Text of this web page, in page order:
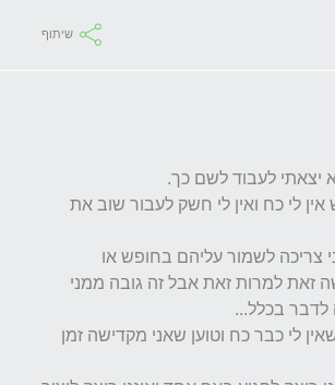
שיתוף